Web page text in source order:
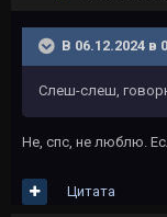
В 06.12.2024 в
Слеш-слеш,
Не, спс, не люблю.
Цитата